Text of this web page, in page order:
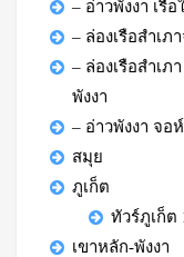
– อ่าวพังงา เรื
– ล่องเรือสำเภ
– ล่องเรือสำเ
พังงา
– อ่าวพังงา จอ
สมุย
ภูเก็ต
ทัวร์ภูเก็ต
เขาหลัก-พังงา